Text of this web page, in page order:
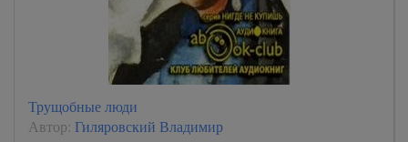
Трущобные люди
Автор: Гиляровский Владимир